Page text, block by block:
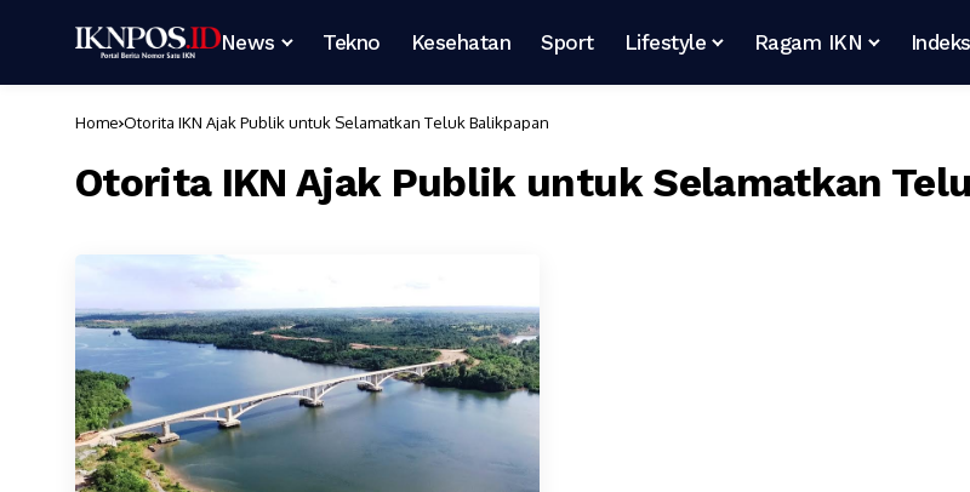
News Tekno Kesehatan Sport Lifestyle Ragam IKN Indeks
Home Otorita IKN Ajak Publik untuk Selamatkan Teluk Balikpapan
Otorita IKN Ajak Publik untuk Selamatkan